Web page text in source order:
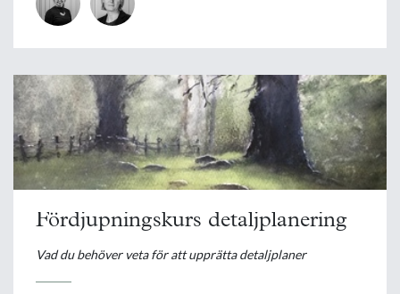
Fördjupningskurs detaljplanering
Vad du behöver veta för att upprätta detaljplaner